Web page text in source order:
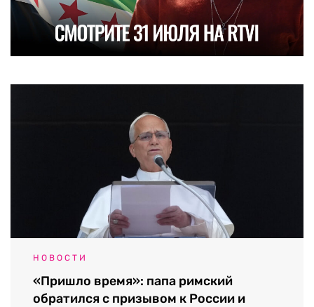
НОВОСТИ
«Пришло время»: папа римский
обратился с призывом к России и